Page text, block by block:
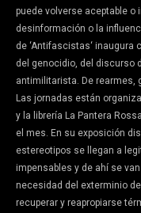
puede volverse aceptable
desinformación o la
de ‘Antifascistas‘
del genocidio, del discurso
antimilitarista. De rearmes,
Las jornadas están
y la librería La Pantera
el mes. En su exposición
estereotipos se llegan a
impensables y de ahí se
necesidad del exterminio
recuperar y reapropiarse